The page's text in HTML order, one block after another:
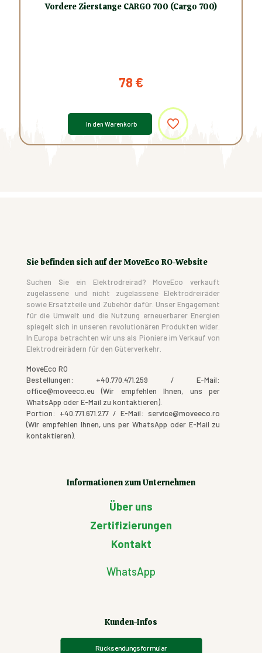
Vordere Zierstange CARGO 700 (Cargo 700)
78 €
In den Warenkorb
Sie befinden sich auf der MoveEco RO-Website
Suchen Sie ein Elektrodreirad? MoveEco verkauft
zugelassene und nicht zugelassene Elektrodreiräder
sowie Ersatzteile und Zubehör dafür. Unser Engagement
für die Umwelt und die Nutzung erneuerbarer Energien
spiegelt sich in unseren revolutionären Produkten wider.
In Europa betrachten wir uns als Pioniere im Verkauf von
Elektrodreirädern für den Güterverkehr.
MoveEco RO
Bestellungen: +40.770.471.259 / E-Mail:
office@moveeco.eu (Wir empfehlen Ihnen, uns per
WhatsApp oder E-Mail zu kontaktieren).
Portion: +40.771.671.277 / E-Mail: service@moveeco.ro
(Wir empfehlen Ihnen, uns per WhatsApp oder E-Mail zu
kontaktieren).
Informationen zum Unternehmen
Über uns
Zertifizierungen
Kontakt
WhatsApp
Kunden-Infos
Rücksendungsformular